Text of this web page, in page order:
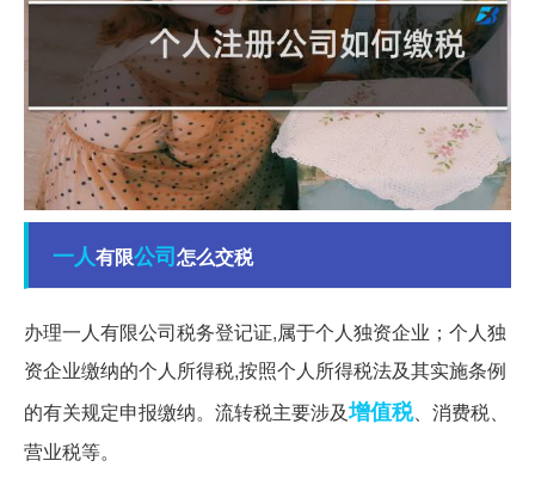
一人有限公司怎么交税
办理一人有限公司税务登记证,属于个人独资企业；个人独
资企业缴纳的个人所得税,按照个人所得税法及其实施条例
的有关规定申报缴纳。流转税主要涉及增值税、消费税、
营业税等。